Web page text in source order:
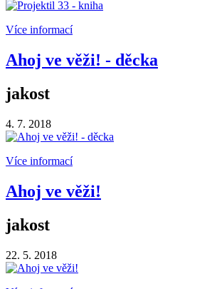
Více informací
Ahoj ve věži! - děcka
jakost
4. 7. 2018
Více informací
Ahoj ve věži!
jakost
22. 5. 2018